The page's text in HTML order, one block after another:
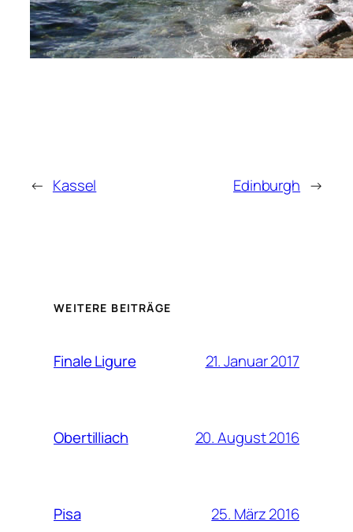
← Kassel Edinburgh →
WEITERE BEITRÄGE
Finale Ligure 21. Januar 2017
Obertilliach 20. August 2016
Pisa 25. März 2016